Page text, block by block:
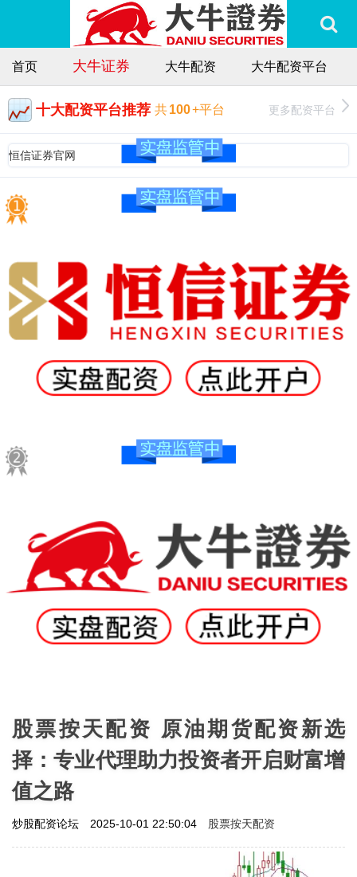
首页 大牛证券 大牛配资 大牛配资平台
十大配资平台推荐 共100+平台 更多配资平台
恒信证券官网
股票按天配资 原油期货配资新选
择：专业代理助力投资者开启财富增
值之路
炒股配资论坛 2025-10-01 22:50:04 股票按天配资